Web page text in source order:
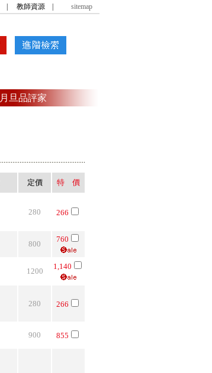
教師資源 sitemap
月旦品評家
定價 特 價
280 266
800
760
1200
1,140
280 266
900 855